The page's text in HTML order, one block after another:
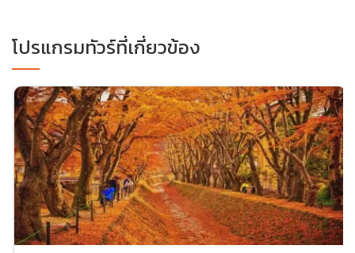
โปรแกรมทัวร์ที่เกี่ยวข้อง